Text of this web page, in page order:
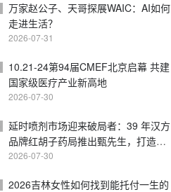
万家赵公子、天哥探展WAIC：AI如何
走进生活？
2026-07-31
10.21-24第94届CMEF北京启幕 共建
国家级医疗产业新高地
2026-07-30
延时喷剂市场迎来破局者：39 年汉方
品牌红胡子药局推出甄先生，打造内
调外养新方案
2026-07-30
2026吉林女性如何找到能托付一生的